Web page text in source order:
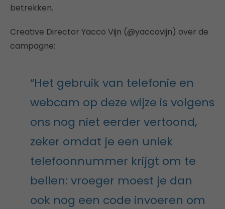
betrekken.
Creative Director Yacco Vijn (@yaccovijn) over de
campagne:
“Het gebruik van telefonie en
webcam op deze wijze is volgens
ons nog niet eerder vertoond,
zeker omdat je een uniek
telefoonnummer krijgt om te
bellen: vroeger moest je dan
ook nog een code invoeren om